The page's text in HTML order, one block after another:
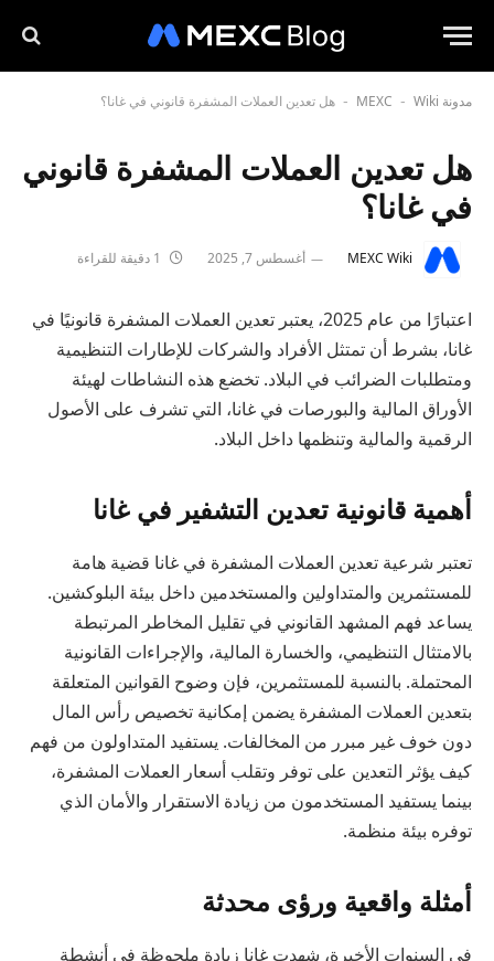
مدونة MEXC - Wiki
- هل تعدين العملات المشفرة قانوني في غانا؟
هل تعدين العملات المشفرة قانوني
في غانا؟
MEXC Wiki أغسطس 7, 2025
اعتبارًا من عام 2025، يعتبر تعدين العملات المشفرة قانونيًا في
غانا، بشرط أن تمتثل الأفراد والشركات للإطارات التنظيمية
ومتطلبات الضرائب في البلاد. تخضع هذه النشاطات لهيئة
الأوراق المالية والبورصات في غانا، التي تشرف على الأصول
الرقمية والمالية وتنظمها داخل البلاد.
أهمية قانونية تعدين التشفير في غانا
تعتبر شرعية تعدين العملات المشفرة في غانا قضية هامة
للمستثمرين والمتداولين والمستخدمين داخل بيئة البلوكشين.
يساعد فهم المشهد القانوني في تقليل المخاطر المرتبطة
بالامتثال التنظيمي، والخسارة المالية، والإجراءات القانونية
المحتملة. بالنسبة للمستثمرين، فإن وضوح القوانين المتعلقة
بتعدين العملات المشفرة يضمن إمكانية تخصيص رأس المال
دون خوف غير مبرر من المخالفات. يستفيد المتداولون من فهم
كيف يؤثر التعدين على توفر وتقلب أسعار العملات المشفرة،
بينما يستفيد المستخدمون من زيادة الاستقرار والأمان الذي
توفره بيئة منظمة.
أمثلة واقعية ورؤى محدثة
في السنوات الأخيرة، شهدت غانا زيادة ملحوظة في أنشطة